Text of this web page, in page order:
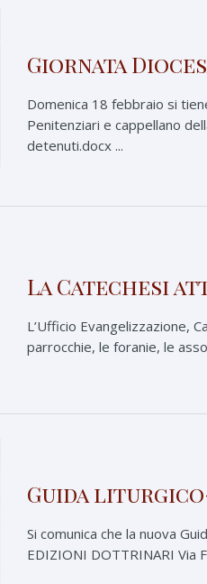
Giornata
Domenica 18 febbraio si
Penitenziari e cappellano
detenuti.docx ...
La Catechesi
L’Ufficio Evangelizzazione,
parrocchie, le foranie, le
Guida liturgico-
Si comunica che la nuova
EDIZIONI DOTTRINARI Via